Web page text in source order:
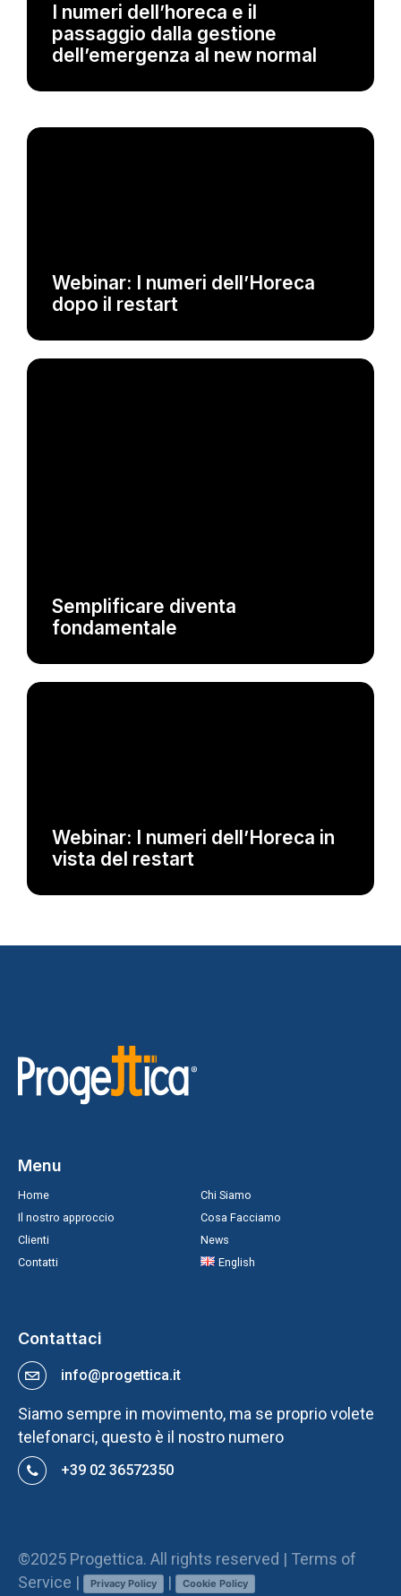
I numeri dell’horeca e il
passaggio dalla gestione
dell’emergenza al new normal
EVENTI
fine stagione ‘20
Webinar: I numeri dell’Horeca
dopo il restart
NEWS
Semplificare diventa
fondamentale
Webinar: I numeri dell’Horeca in
vista del restart
Menu
Home
Chi Siamo
Il nostro approccio
Cosa Facciamo
Clienti
News
Contatti
English
Contattaci
info@progettica.it
Siamo sempre in movimento, ma se proprio volete
telefonarci, questo è il nostro numero
+39 02 36572350
©2025 Progettica. All rights reserved | Terms of
Service |
Privacy Policy | Cookie Policy